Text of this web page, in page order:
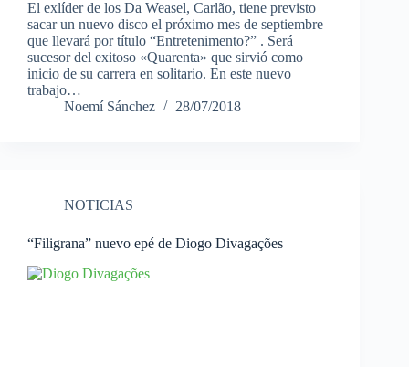
El exlíder de los Da Weasel, Carlão, tiene previsto
sacar un nuevo disco el próximo mes de septiembre
que llevará por título “Entretenimento?” . Será
sucesor del exitoso «Quarenta» que sirvió como
inicio de su carrera en solitario. En este nuevo
trabajo…
Noemí Sánchez
28/07/2018
NOTICIAS
“Filigrana” nuevo epé de Diogo Divagações